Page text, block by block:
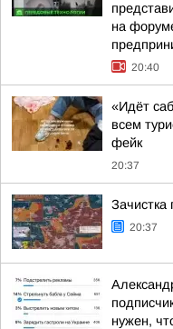
на
20:40
«Идёт
всем
фейк
20:37
Зачистка
20:37
нужен,